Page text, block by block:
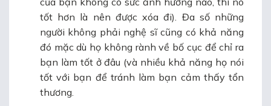
tốt hơn là nên được xóa đi). Đa số những
người không phải nghệ sĩ cũng có khả năng
đó mặc dù họ không rành về bố cục để chỉ ra
bạn làm tốt ở đâu (và nhiều khả năng họ nói
tốt với bạn để tránh làm bạn cảm thấy tổn
thương.